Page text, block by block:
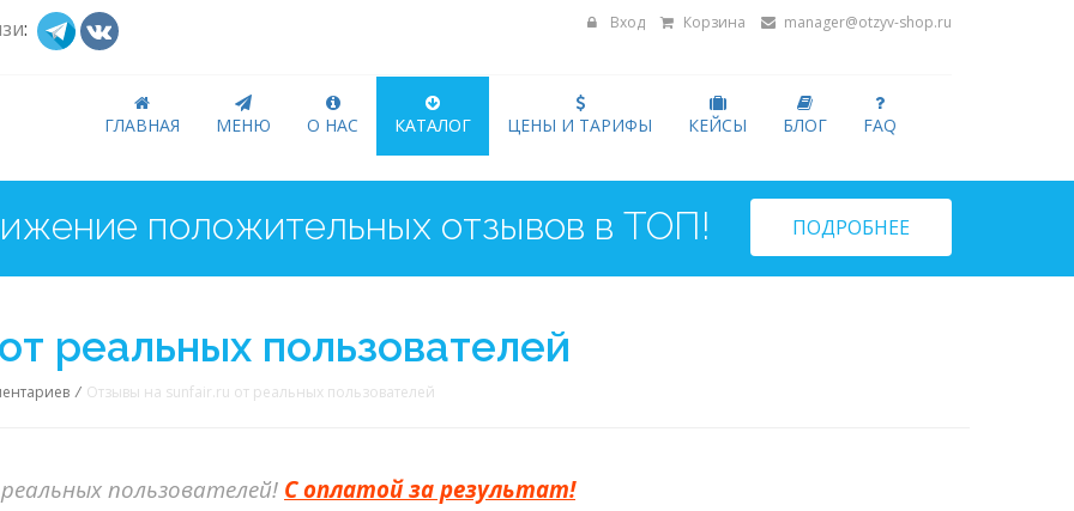
: Вход Корзина manager@otzyv-shop.ru
ГЛАВНАЯ МЕНЮ О НАС КАТАЛОГ ЦЕНЫ И ТАРИФЫ КЕЙСЫ БЛОГ FAQ
ПОДРОБНЕЕ
реальных пользователей
/ Отзывы на sunfair.ru от реальных пользователей
пользователей! С оплатой за результат!